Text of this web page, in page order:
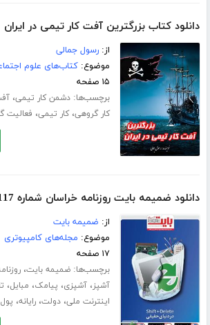
دانلود کتاب بزرگترین آفت کار تیمی در ایران
از:رسول جمالی
موضوع:کتاب‌های علوم
۱۵ صفحه
برچسب‌ها:دشمن کار تیمی،
کار گروهی،کار تیمی، فعالیت
دانلود ضمیمه بایت روزنامه خراسان شماره 117
از: ضمیمه بایت
موضوع: مجله‌های کامپیوتری
۱۷ صفحه
برچسب‌ها:ضمیمه بایت،
آشپز،آشپزی، پیامک، مبایل،
اینترنت ملی،دولت،رایانه، پول